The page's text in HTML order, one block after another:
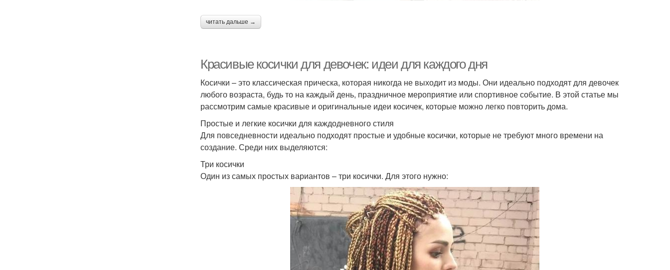
читать дальше →
Красивые косички для девочек: идеи для каждого дня
Косички – это классическая прическа, которая никогда не выходит из моды. Они идеально подходят для девочек
любого возраста, будь то на каждый день, праздничное мероприятие или спортивное событие. В этой статье мы
рассмотрим самые красивые и оригинальные идеи косичек, которые можно легко повторить дома.
Простые и легкие косички для каждодневного стиля
Для повседневности идеально подходят простые и удобные косички, которые не требуют много времени на
создание. Среди них выделяются:
Три косички
Один из самых простых вариантов – три косички. Для этого нужно: